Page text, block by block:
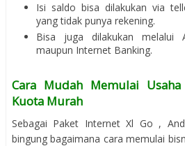
Isi saldo bisa dilakukan via
yang tidak punya rekening.
Bisa juga dilakukan melalui
maupun Internet Banking.
Cara Mudah Memulai
Kuota Murah
Sebagai Paket Internet Xl Go ,
bingung bagaimana cara memulai